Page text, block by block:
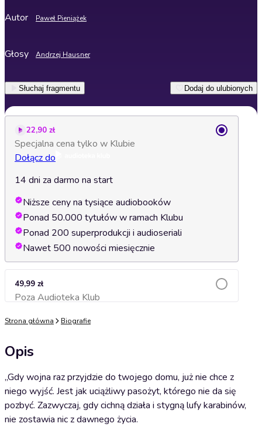
Autor Paweł Pieniążek
Głosy Andrzej Hausner
Słuchaj fragmentu Dodaj do ulubionych
22,90 zł
Specjalna cena tylko w Klubie
Dołącz do
14 dni za darmo na start
Niższe ceny na tysiące audiobooków
Ponad 50.000 tytułów w ramach Klubu
Ponad 200 superprodukcji i audioseriali
Nawet 500 nowości miesięcznie
49,99 zł
Poza Audioteka KlubDodaj do koszyka
Strona główna Biografie
Opis
„Gdy wojna raz przyjdzie do twojego domu, już nie chce z
niego wyjść. Jest jak uciążliwy pasożyt, którego nie da się
pozbyć. Zazwyczaj, gdy cichną działa i stygną lufy karabinów,
nie zostawia nic z dawnego życia.